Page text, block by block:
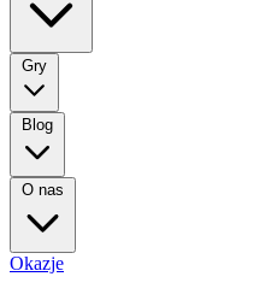
Gry
Blog
O nas
Okazje